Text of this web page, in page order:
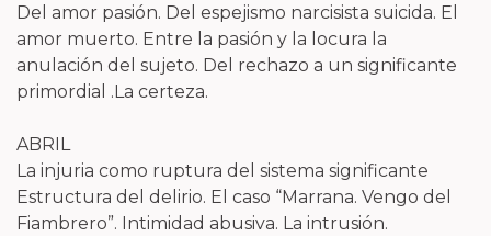
Del amor pasión. Del espejismo narcisista suicida. El
amor muerto. Entre la pasión y la locura la
anulación del sujeto. Del rechazo a un significante
primordial .La certeza.
ABRIL
La injuria como ruptura del sistema significante
Estructura del delirio. El caso “Marrana. Vengo del
Fiambrero”. Intimidad abusiva. La intrusión.